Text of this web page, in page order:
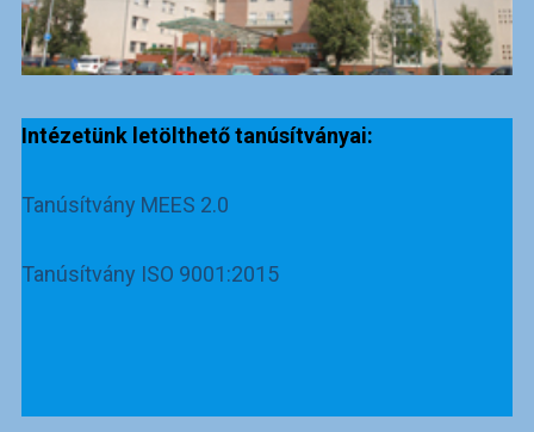
Intézetünk letölthető tanúsítványai:
Tanúsítvány MEES 2.0
Tanúsítvány ISO 9001:2015